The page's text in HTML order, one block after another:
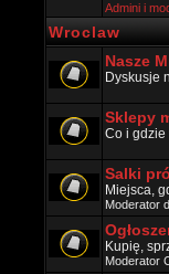
Admini i
Wroclaw
Nasze
Dyskusje
Sklepy
Co i gdzie
Salki
Miejsca,
Moderator
Kupię,
Moderator